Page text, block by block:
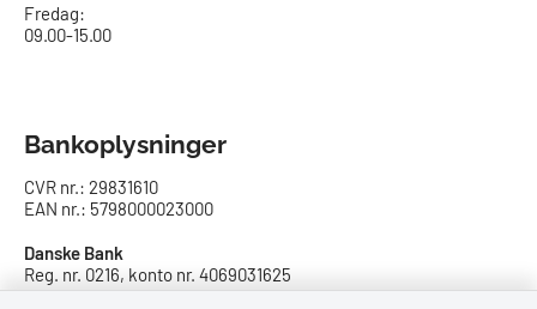
Fredag:
09.00-15.00
Bankoplysninger
CVR nr.: 29831610
EAN nr.: 5798000023000
Danske Bank
Reg. nr. 0216, konto nr. 4069031625
IBAN: DK8402164069031625